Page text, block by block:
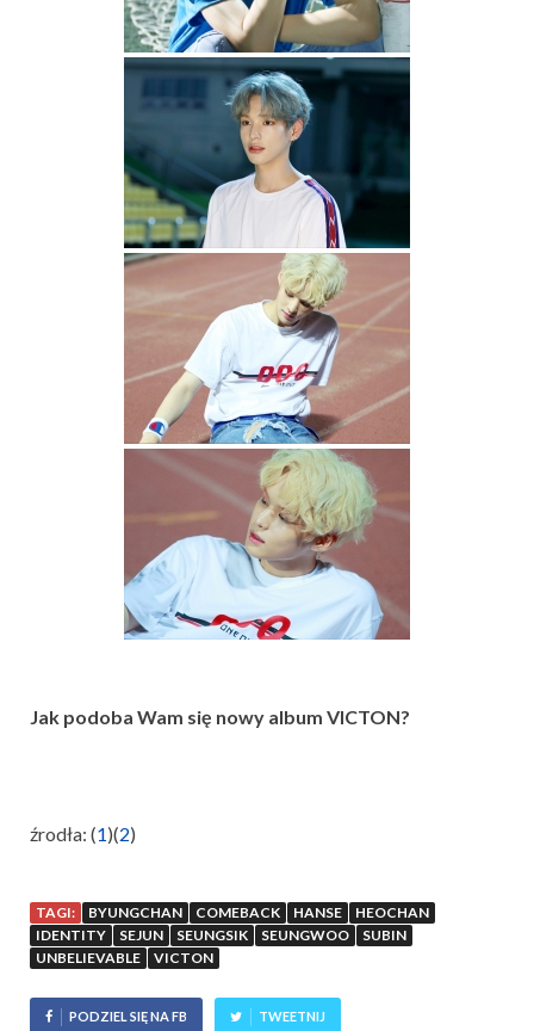
Jak podoba Wam się nowy album VICTON?
źrodła: (1)(2)
TAGI: BYUNGCHAN COMEBACK HANSE
HEOCHAN
IDENTITY
SEJUN SEUNGSIK SEUNGWOO
SUBIN
UNBELIEVABLE
VICTON
PODZIEL SIĘ NA FB TWEETNIJ